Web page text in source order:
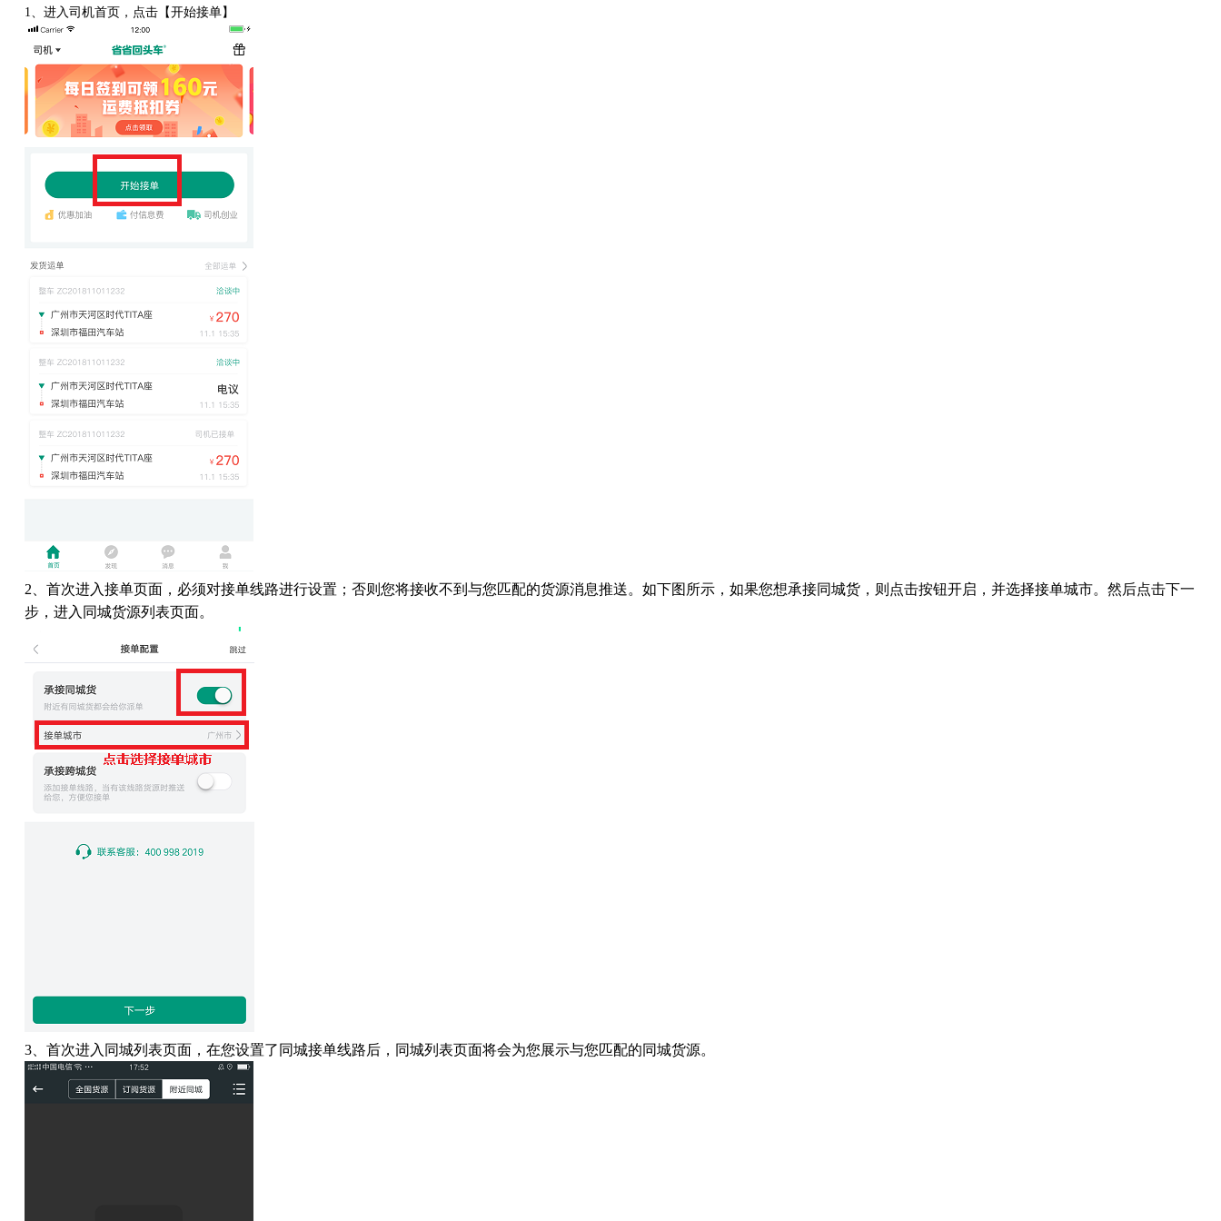
1、 进入司机首页，点击【开始接单】
2、 首次进入接单页面，必须对接单线路进行设置；否则您将接收不到与您匹配的货源消息推送。如下图所示，如果您想承接同城货，则点击按钮开启，并选择接单城市。然后点击下一
步，进入同城货源列表页面。
3、首次进入同城列表页面， 在您设置了同城接单线路后，同城列表页面将会为您展示与您匹配的同城货源。